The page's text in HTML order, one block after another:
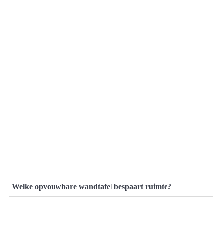
Welke opvouwbare wandtafel bespaart ruimte?